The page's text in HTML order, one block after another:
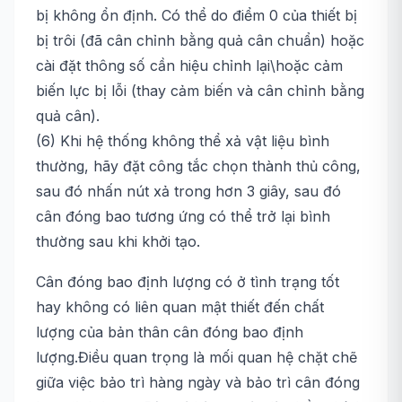
bị không ổn định. Có thể do điểm 0 của thiết bị
bị trôi (đã cân chỉnh bằng quả cân chuẩn) hoặc
cài đặt thông số cần hiệu chỉnh lại\hoặc cảm
biến lực bị lỗi (thay cảm biến và cân chỉnh bằng
quả cân).
(6) Khi hệ thống không thể xả vật liệu bình
thường, hãy đặt công tắc chọn thành thủ công,
sau đó nhấn nút xả trong hơn 3 giây, sau đó
cân đóng bao tương ứng có thể trở lại bình
thường sau khi khởi tạo.
Cân đóng bao định lượng có ở tình trạng tốt
hay không có liên quan mật thiết đến chất
lượng của bản thân cân đóng bao định
lượng.Điều quan trọng là mối quan hệ chặt chẽ
giữa việc bảo trì hàng ngày và bảo trì cân đóng